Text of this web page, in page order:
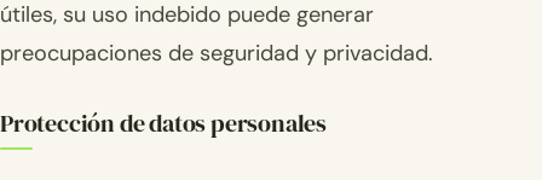
útiles, su uso indebido puede generar
preocupaciones de seguridad y privacidad.
Protección de datos personales